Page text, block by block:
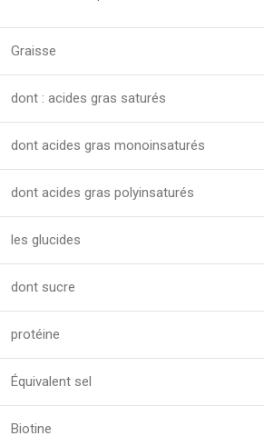
Graisse
dont : acides gras saturés
dont acides gras monoinsaturés
dont acides gras polyinsaturés
les glucides
dont sucre
protéine
Équivalent sel
Biotine